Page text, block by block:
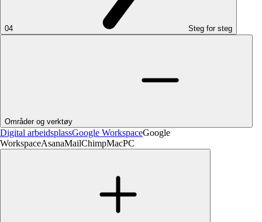
04 Steg for steg
Områder og verktøy
Digital arbeidsplassGoogle WorkspaceGoogle
WorkspaceAsanaMailChimpMacPC